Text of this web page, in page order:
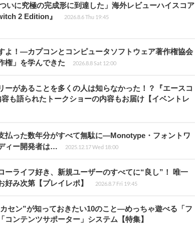
いに究極の完成形に到達した」海外レビューハイスコア
2 Edition』
2026.8.6 Thu 19:45
よ！―カプコンとコンピュータソフトウェア著作権協会
権」を学んできた
2026.8.8 Sat 12:00
ーがあることを多くの人は知らなかった！？『エースコ
も語られたトークショーの内容もお届け【イベントレ
払った数年分がすべて無駄に―Monotype・フォントワ
ィー開発者は…
2025.12.17 Wed 18:00
ーライフ好き、新規ユーザーのすべてに“良し”！ 唯一
み次第【プレイレポ】
2026.8.7 Fri 19:45
セン”が知っておきたい10のこと―めっちゃ遊べる「フ
ンテンツサポーター」システム【特集】